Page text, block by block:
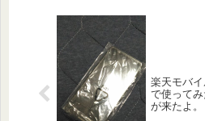
楽天モバ
で使って
が来たよ。